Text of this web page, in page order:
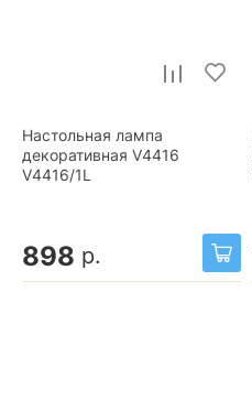
Настольная лампа
декоративная V4416
V4416/1L
898 р.